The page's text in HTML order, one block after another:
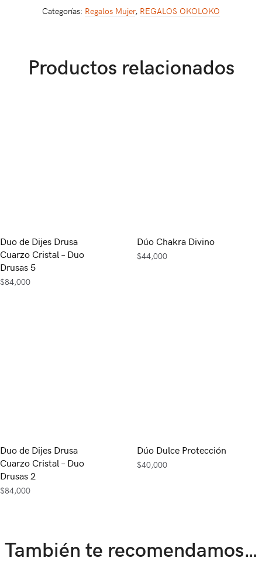
Categorías: Regalos Mujer, REGALOS OKOLOKO
Productos relacionados
Duo de Dijes Drusa
Cuarzo Cristal – Duo
Drusas 5
$84,000
Dúo Chakra Divino
$44,000
Duo de Dijes Drusa
Cuarzo Cristal – Duo
Drusas 2
$84,000
Dúo Dulce Protección
$40,000
También te recomendamos…